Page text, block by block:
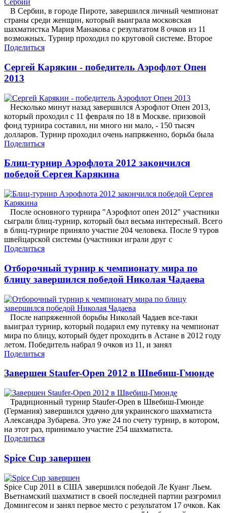
В Сербии, в городе Пироте, завершился личный чемпионат
страны среди женщин, который выиграла московская
шахматистка Мария Манакова с результатом 8 очков из 11
возможных. Турнир проходил по круговой системе. Второе
Поделиться
Сергей Карякин - победитель Аэрофлот Опен
2013
Несколько минут назад завершился Аэрофлот Опен 2013,
который проходил с 11 февраля по 18 в Москве. призовой
фонд турнира составил, ни много ни мало, - 150 тысяч
долларов. Турнир проходил очень напряженно, борьба была
Поделиться
Блиц-турнир Аэрофлота 2012 закончился
победой Сергея Карякина
После основного турнира "Аэрофлот опен 2012" участники
сыграли блиц-турнир, который был весьма интересный. Всего
в блиц-турнире приняло участие 204 человека. После 9 туров
швейцарской системы (участники играли друг с
Поделиться
Отборочный турнир к чемпионату мира по
блицу завершился победой Николая Чадаева
После напряженной борьбы Николай Чадаев все-таки
выиграл турнир, который подарил ему путевку на чемпионат
мира по блицу, который будет проходить в Астане в 2012 году
летом. Победитель набрал 9 очков из 11, и занял
Поделиться
Завершен Staufer-Open 2012 в Швебиш-Гмюнде
Традиционный турнир Staufer-Open в Швебиш-Гмюнде
(Германия) завершился удачно для украинского шахматиста
Александра Зубарева. Это уже 24 по счету турнир, в котором,
на этот раз, принимало участие 254 шахматиста.
Поделиться
Spice Cup завершен
Spice Cup 2011 в США завершился победой Ле Куанг Льем.
Вьетнамский шахматист в своей последней партии разгромил
Домингесом и занял первое место с результатом 17 очков. Как